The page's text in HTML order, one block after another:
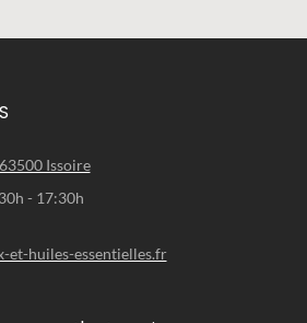
Issoire
- 17:30h
et-huiles-essentielles.fr